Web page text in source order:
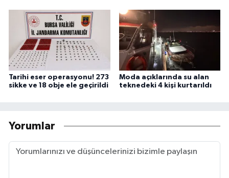
Tarihi eser operasyonu! 273
sikke ve 18 obje ele geçirildi
Moda açıklarında su alan
teknedeki 4 kişi kurtarıldı
Yorumlar